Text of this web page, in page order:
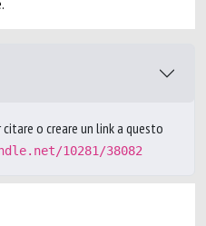
o creare un link a questo
10281/38082